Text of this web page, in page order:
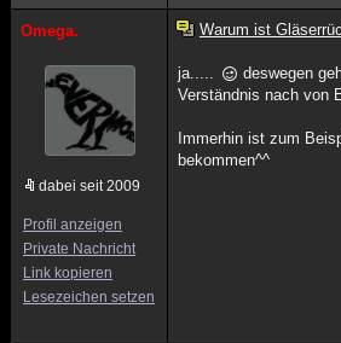
Omega.
dabei seit 2009
Profil anzeigen
Private Nachricht
Link kopieren
Lesezeichen setzen
Warum ist
ja.....
deswegen
Verständnis nach von
Immerhin ist zum
bekommen^^